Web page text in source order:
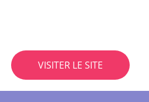
VISITER LE SITE